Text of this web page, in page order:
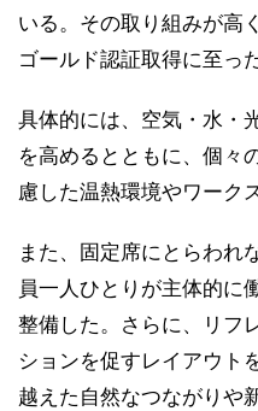
いる。その取り組みが高
ゴールド認証取得に至った
具体的には、空気・水・
を高めるとともに、個々
慮した温熱環境やワーク
また、固定席にとらわれ
員一人ひとりが主体的に
整備した。さらに、リフ
ションを促すレイアウト
越えた自然なつながりや